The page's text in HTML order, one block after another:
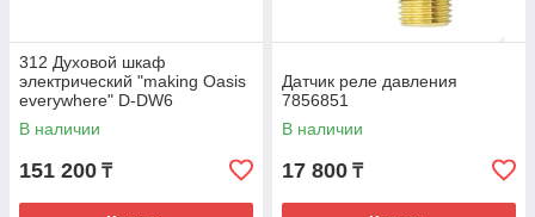
312 Духовой шкаф
электрический "making Oasis
everywhere" D-DW6
В наличии
151 200 ₸
Датчик реле давления
7856851
В наличии
17 800 ₸